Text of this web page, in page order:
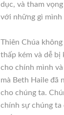
dục, và tham
với những gì mình
Thiên Chúa
thấp kém và dễ bị
cho chính mình
mà Beth Haile đã
cho chúng ta.
chính sự chúng